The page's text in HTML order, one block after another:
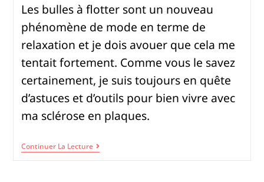
Les bulles à flotter sont un nouveau
phénomène de mode en terme de
relaxation et je dois avouer que cela me
tentait fortement. Comme vous le savez
certainement, je suis toujours en quête
d’astuces et d’outils pour bien vivre avec
ma sclérose en plaques.
Continuer La Lecture